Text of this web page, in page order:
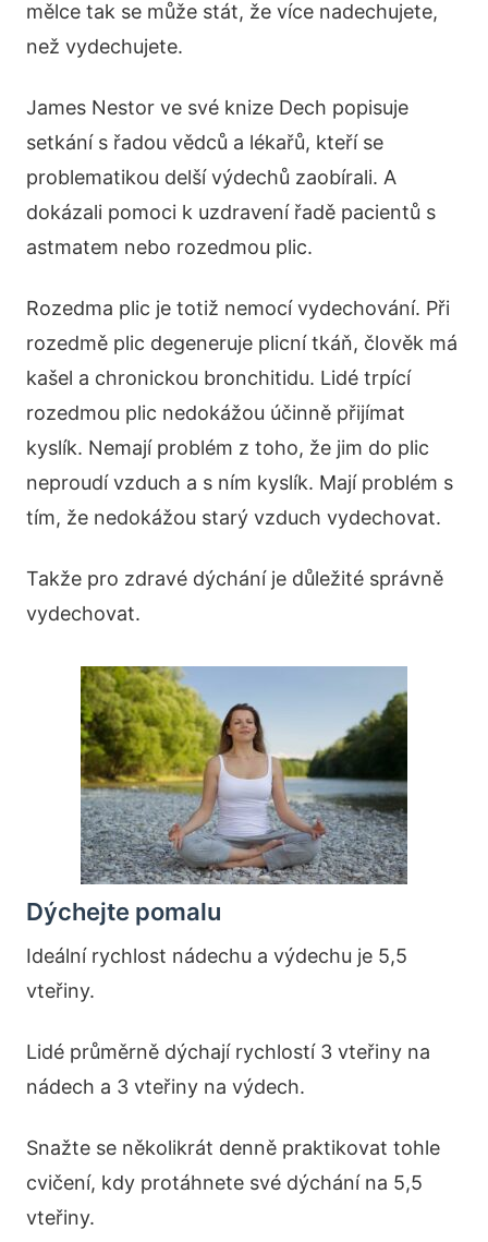
mělce tak se může stát, že více nadechujete,
než vydechujete.
James Nestor ve své knize Dech popisuje
setkání s řadou vědců a lékařů, kteří se
problematikou delší výdechů zaobírali. A
dokázali pomoci k uzdravení řadě pacientů s
astmatem nebo rozedmou plic.
Rozedma plic je totiž nemocí vydechování. Při
rozedmě plic degeneruje plicní tkáň, člověk má
kašel a chronickou bronchitidu. Lidé trpící
rozedmou plic nedokážou účinně přijímat
kyslík. Nemají problém z toho, že jim do plic
neproudí vzduch a s ním kyslík. Mají problém s
tím, že nedokážou starý vzduch vydechovat.
Takže pro zdravé dýchání je důležité správně
vydechovat.
Dýchejte pomalu
Ideální rychlost nádechu a výdechu je 5,5
vteřiny.
Lidé průměrně dýchají rychlostí 3 vteřiny na
nádech a 3 vteřiny na výdech.
Snažte se několikrát denně praktikovat tohle
cvičení, kdy protáhnete své dýchání na 5,5
vteřiny.